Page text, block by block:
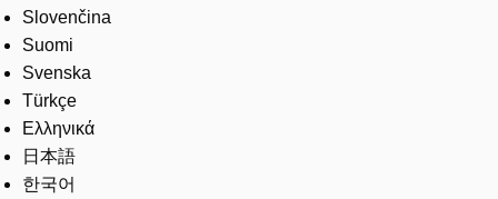
Slovenčina
Suomi
Svenska
Türkçe
Ελληνικά
日本語
한국어